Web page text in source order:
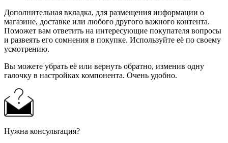
Дополнительная вкладка, для размещения информации о
магазине, доставке или любого другого важного контента.
Поможет вам ответить на интересующие покупателя вопросы
и развеять его сомнения в покупке. Используйте её по своему
усмотрению.
Вы можете убрать её или вернуть обратно, изменив одну
галочку в настройках компонента. Очень удобно.
Нужна консультация?